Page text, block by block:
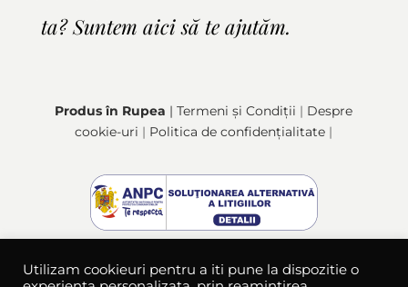
ta? Suntem aici să te ajutăm.
Produs în Rupea | Termeni și Condiții | Despre
cookie-uri | Politica de confidențialitate |
Utilizam cookieuri pentru a iti pune la dispozitie o